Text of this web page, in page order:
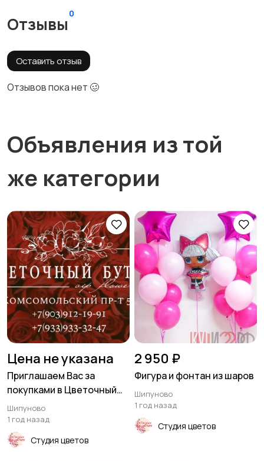
Отзывы
0
Оставить отзыв
Отзывов пока нет 🥴
Объявления из той
же категории
Цена не указана
Приглашаем Вас за
покупками в Цветочный
бутик
Шипуново
1 год назад
Студия цветов
2 950 ₽
Фигура и фонтан из шаров
Шипуново
1 год назад
Студия цветов